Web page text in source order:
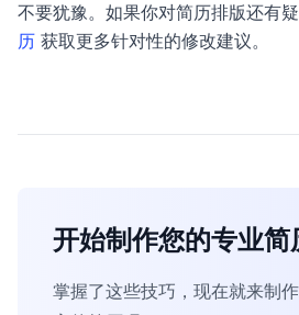
不要犹豫。如果你对简历排版还有
历 获取更多针对性的修改建议。
开始制作您的专业简
掌握了这些技巧，现在就来制